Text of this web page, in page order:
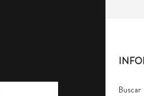
Buscar